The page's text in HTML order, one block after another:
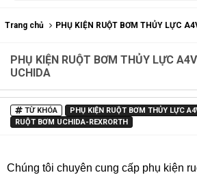
Trang chủ PHỤ KIỆN RUỘT BƠM THỦY LỰC
PHỤ KIỆN RUỘT BƠM THỦY LỰC
UCHIDA
TỪ KHÓA
PHỤ KIỆN RUỘT BƠM THỦY LỰC
RUỘT BƠM UCHIDA-REXRORTH
Chúng tôi chuyên cung cấp phụ kiện